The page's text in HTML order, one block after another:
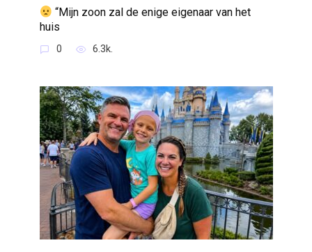
“Mijn zoon zal de enige eigenaar van het
huis
0 6.3k.